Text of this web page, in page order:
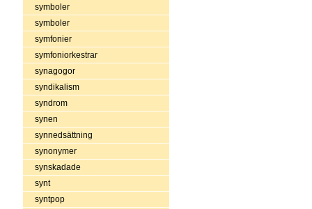
symboler
symboler
symfonier
symfoniorkestrar
synagogor
syndikalism
syndrom
synen
synnedsättning
synonymer
synskadade
synt
syntpop